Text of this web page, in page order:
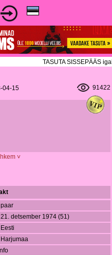
TASUTA SISSEPÄÄS
04-15 91422
˅
paar
21. detsember 1974 (51)
Eesti
Harjumaa